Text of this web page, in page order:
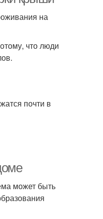
на
что люди
почти в
может быть